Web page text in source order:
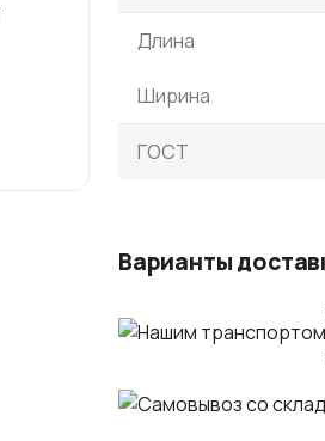
Длина
Ширина
ГОСТ
Варианты